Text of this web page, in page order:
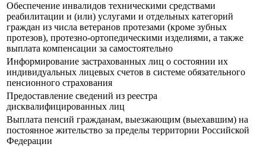
Обеспечение инвалидов техническими средствами
реабилитации и (или) услугами и отдельных категорий
граждан из числа ветеранов протезами (кроме зубных
протезов), протезно-ортопедическими изделиями, а также
выплата компенсации за самостоятельно
Информирование застрахованных лиц о состоянии их
индивидуальных лицевых счетов в системе обязательного
пенсионного страхования
Предоставление сведений из реестра
дисквалифицированных лиц
Выплата пенсий гражданам, выезжающим (выехавшим) на
постоянное жительство за пределы территории Российской
Федерации